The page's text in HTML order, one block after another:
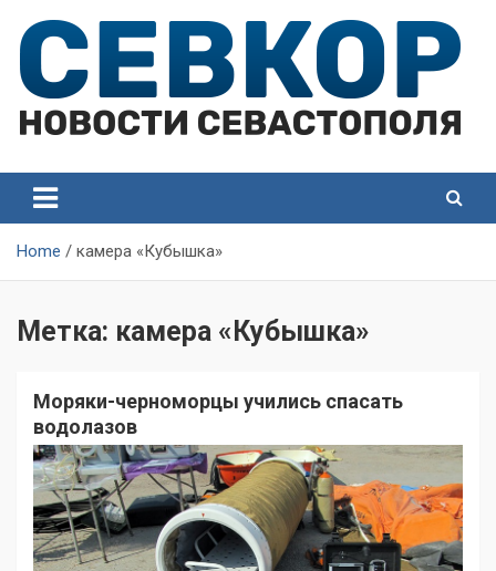
content
Севастополя
Севастополя
Home камера «Кубышка»
Метка: камера «Кубышка»
Моряки-черноморцы учились спасать
водолазов